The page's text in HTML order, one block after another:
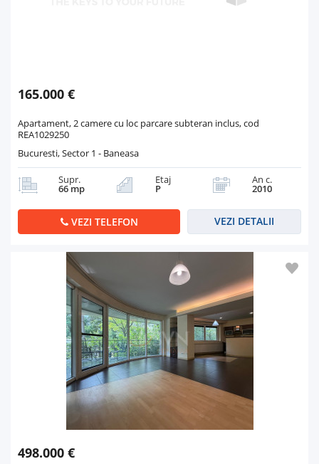
165.000 €
Apartament, 2 camere cu loc parcare subteran inclus, cod
REA1029250
Bucuresti, Sector 1 - Baneasa
Supr.
66 mp
Etaj
P
An c.
2010
VEZI TELEFON VEZI DETALII
498.000 €